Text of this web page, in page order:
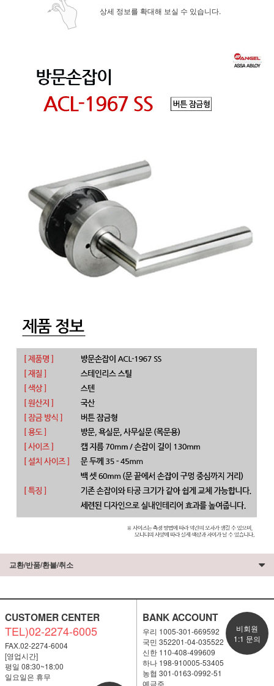
상세 정보를 확대해 보실 수 있습니다.
교환/반품/환불/취소
CUSTOMER CENTER
TEL)02-2274-6005
FAX.02-2274-6004
[영업시간]
평일 08:30~18:00
일요일은 휴무
BANK ACCOUNT
우리 1005-301-669592
국민 352201-04-035522
신한 110-408-499609
하나 198-910005-53405
농협 301-0163-0992-51
예금주
비회원
1:1 문의